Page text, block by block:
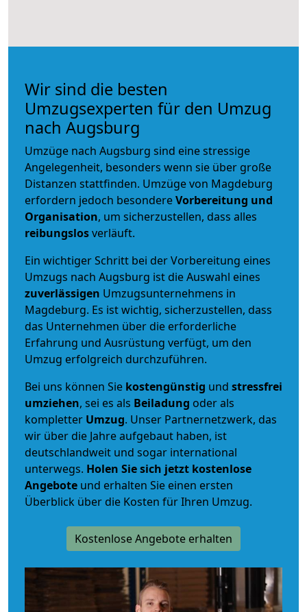
Wir sind die besten
Umzugsexperten für den Umzug
nach Augsburg
Umzüge nach Augsburg sind eine stressige
Angelegenheit, besonders wenn sie über große
Distanzen stattfinden. Umzüge von Magdeburg
erfordern jedoch besondereVorbereitung und
Organisation, um sicherzustellen, dass alles
reibungslosverläuft.
Ein wichtiger Schritt bei der Vorbereitung eines
Umzugs nach Augsburg ist die Auswahl eines
zuverlässigen Umzugsunternehmens in
Magdeburg. Es ist wichtig, sicherzustellen, dass
das Unternehmen über die erforderliche
Erfahrung und Ausrüstung verfügt, um den
Umzug erfolgreich durchzuführen.
Bei uns können Sie kostengünstig und stressfrei
umziehen, sei es als Beiladung oder als
kompletter Umzug. Unser Partnernetzwerk, das
wir über die Jahre aufgebaut haben, ist
deutschlandweit und sogar international
unterwegs. Holen Sie sich jetzt kostenlose
Angebote und erhalten Sie einen ersten
Überblick über die Kosten für Ihren Umzug.
Kostenlose Angebote erhalten